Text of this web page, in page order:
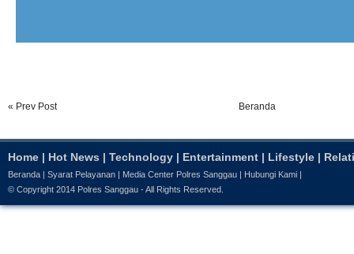
« Prev Post Beranda
Home | Hot News | Technology | Entertainment | Lifestyle |
Beranda Syarat Pelayanan Media Center Polres Sanggau Hubungi Kami
© Copyright 2014 Polres Sanggau - All Rights Reserved.